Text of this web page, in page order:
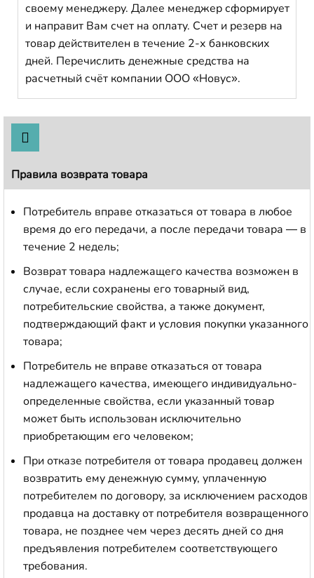
своему менеджеру. Далее менеджер сформирует
и направит Вам счет на оплату. Счет и резерв на
товар действителен в течение 2-х банковских
дней. Перечислить денежные средства на
расчетный счёт компании ООО «Новус».
Правила возврата товара
Потребитель вправе отказаться от товара в любое
время до его передачи, а после передачи товара — в
течение 2 недель;
Возврат товара надлежащего качества возможен в
случае, если сохранены его товарный вид,
потребительские свойства, а также документ,
подтверждающий факт и условия покупки указанного
товара;
Потребитель не вправе отказаться от товара
надлежащего качества, имеющего индивидуально-
определенные свойства, если указанный товар
может быть использован исключительно
приобретающим его человеком;
При отказе потребителя от товара продавец должен
возвратить ему денежную сумму, уплаченную
потребителем по договору, за исключением расходов
продавца на доставку от потребителя возвращенного
товара, не позднее чем через десять дней со дня
предъявления потребителем соответствующего
требования.